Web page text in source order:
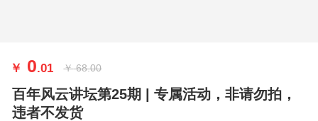
￥ 0.01 ￥ 68.00
百年风云讲坛第25期 | 专属活动，非请勿拍，
违者不发货